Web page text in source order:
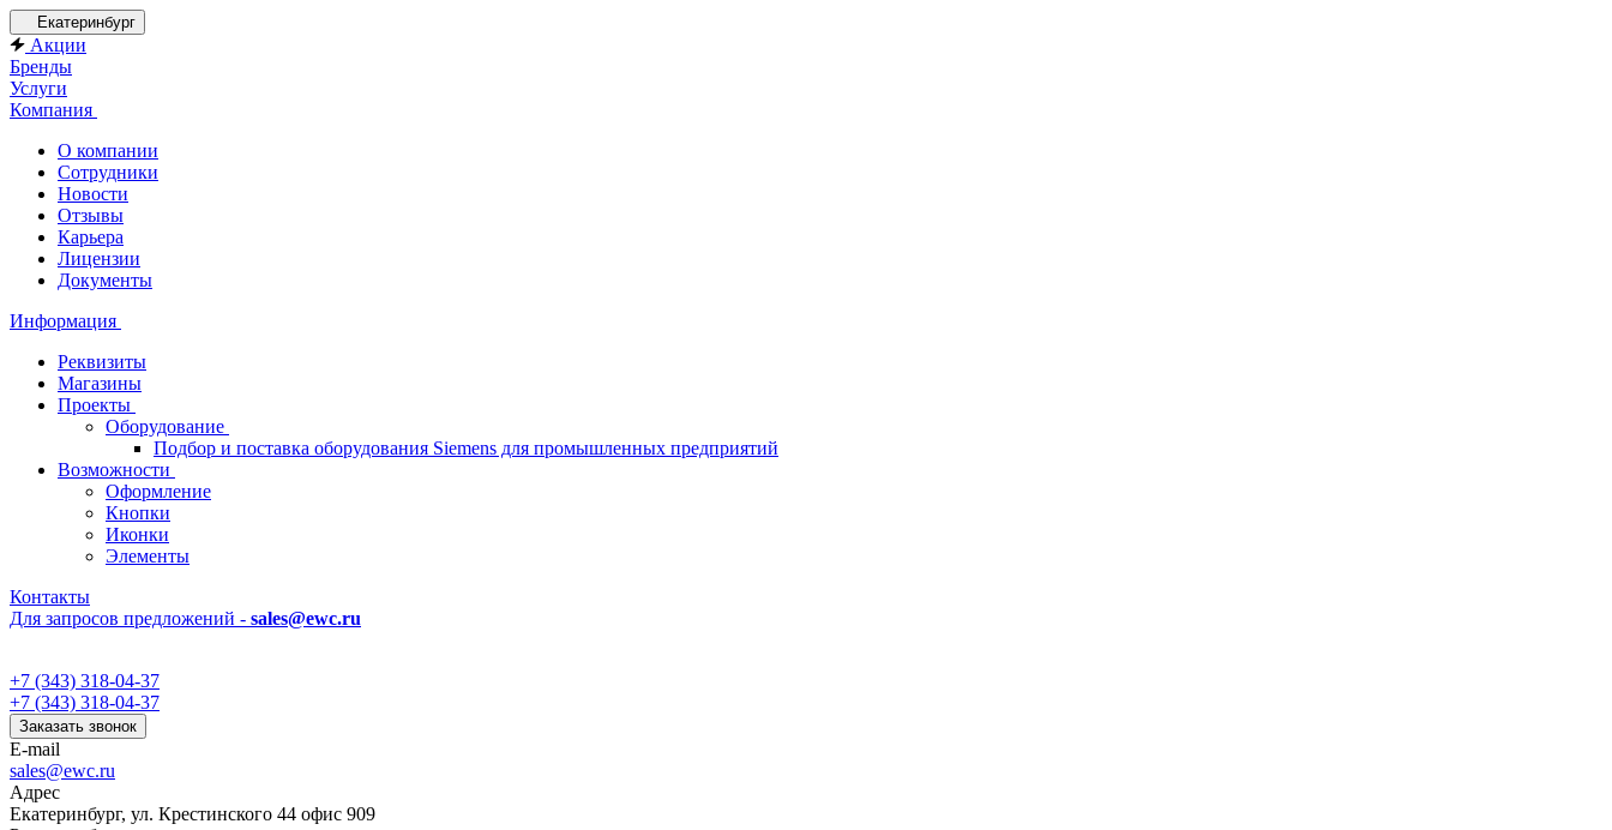
Екатеринбург
Акции
Бренды
Услуги
Компания
О компании
Сотрудники
Новости
Отзывы
Карьера
Лицензии
Документы
Информация
Реквизиты
Магазины
Проекты
Оборудование
Подбор и поставка оборудования Siemens для промышленных предприятий
Возможности
Оформление
Кнопки
Иконки
Элементы
Контакты
Для запросов предложений - sales@ewc.ru
+7 (343) 318-04-37
+7 (343) 318-04-37
Заказать звонок
E-mail
sales@ewc.ru
Адрес
Екатеринбург, ул. Крестинского 44 офис 909